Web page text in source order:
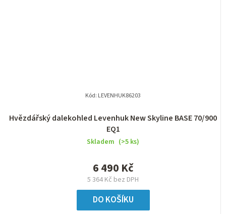
Hvězdářský dalekohled Levenhuk New Skyline BASE 70/900
EQ1
Skladem (>5 ks)
5 364 Kč bez DPH
6 490 Kč
DO KOŠÍKU
Kód: LEVENHUK86203